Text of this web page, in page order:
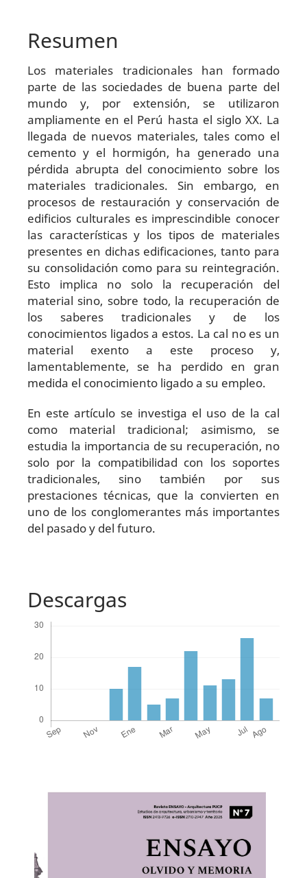
Resumen
Los materiales tradicionales han formado
parte de las sociedades de buena parte del
mundo y, por extensión, se utilizaron
ampliamente en el Perú hasta el siglo XX. La
llegada de nuevos materiales, tales como el
cemento y el hormigón, ha generado una
pérdida abrupta del conocimiento sobre los
materiales tradicionales. Sin embargo, en
procesos de restauración y conservación de
edificios culturales es imprescindible conocer
las características y los tipos de materiales
presentes en dichas edificaciones, tanto para
su consolidación como para su reintegración.
Esto implica no solo la recuperación del
material sino, sobre todo, la recuperación de
los saberes tradicionales y de los
conocimientos ligados a estos. La cal no es un
material exento a este proceso y,
lamentablemente, se ha perdido en gran
medida el conocimiento ligado a su empleo.
En este artículo se investiga el uso de la cal
como material tradicional; asimismo, se
estudia la importancia de su recuperación, no
solo por la compatibilidad con los soportes
tradicionales, sino también por sus
prestaciones técnicas, que la convierten en
uno de los conglomerantes más importantes
del pasado y del futuro.
Descargas